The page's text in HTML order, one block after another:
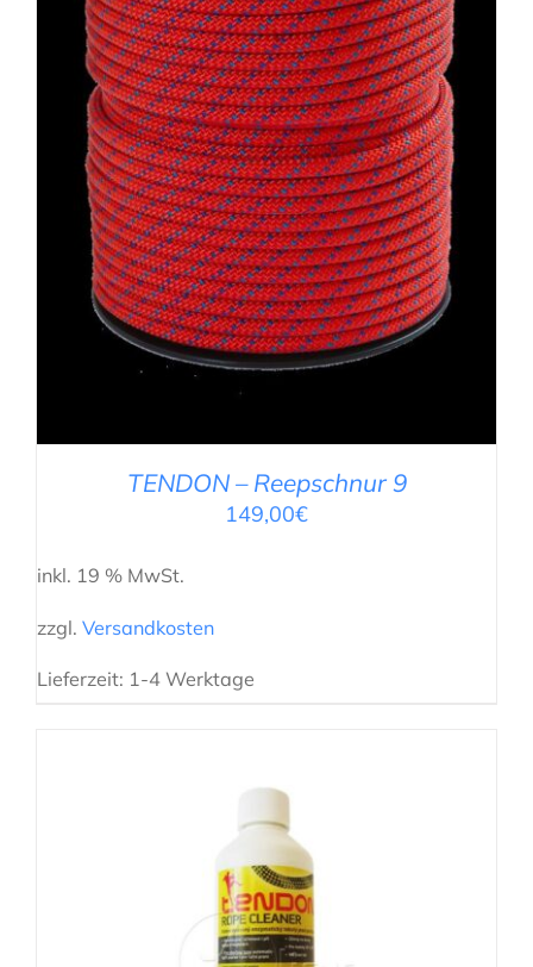
IN DEN WARENKORB / DETAILS
TENDON – Reepschnur 9
149,00€
inkl. 19 % MwSt.
zzgl. Versandkosten
Lieferzeit: 1-4 Werktage